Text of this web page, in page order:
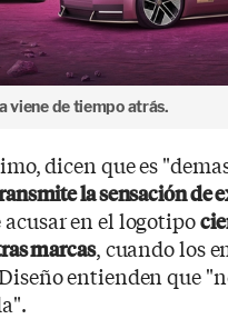
viene de tiempo atrás.
dicen que es
la sensación de
acusar en el logotipo
marcas, cuando los
entienden que